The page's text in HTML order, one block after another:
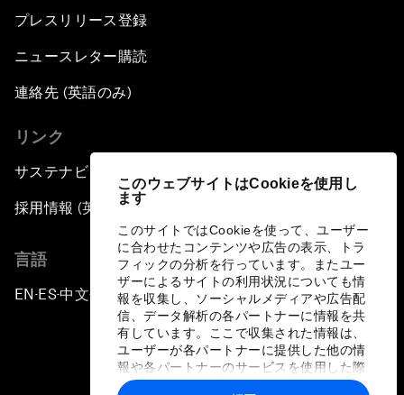
このウェブサイトはCookieを使用し
ます
このサイトではCookieを使って、ユーザー
に合わせたコンテンツや広告の表示、トラ
フィックの分析を行っています。またユー
ザーによるサイトの利用状況についても情
報を収集し、ソーシャルメディアや広告配
信、データ解析の各パートナーに情報を共
有しています。ここで収集された情報は、
ユーザーが各パートナーに提供した他の情
報や各パートナーのサービスを使用した際
に収集された情報と組み合わされ、各パー
プレスリリース登録
ニュースレター購読
連絡先 (英語のみ)
リンク
サステナビリティへの取り組み
採用情報 (英語のみ)
言語
EN ▪ES▪中文▪ 日本語